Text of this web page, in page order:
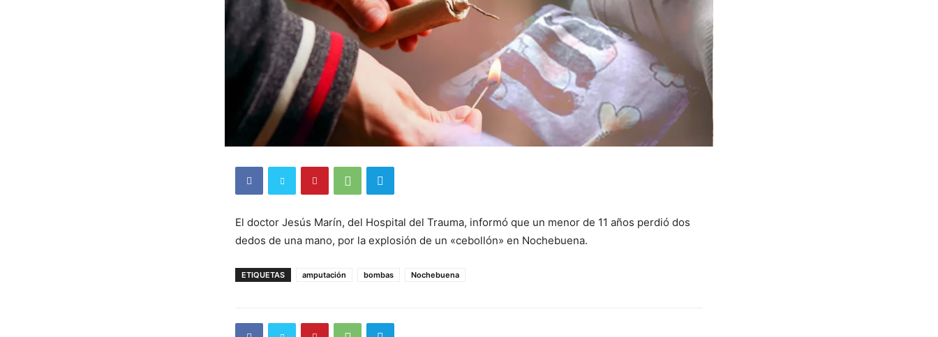
El doctor Jesús Marín, del Hospital del Trauma, informó que un menor de 11 años perdió dos
dedos de una mano, por la explosión de un «cebollón» en Nochebuena.
ETIQUETAS amputación bombas Nochebuena